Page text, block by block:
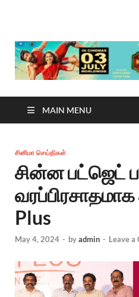
MAIN MENU
சினிமா செய்திகள்
சின்ன பட்ஜெட்
Plus
May 4, 2024 - byadmin - Leave a